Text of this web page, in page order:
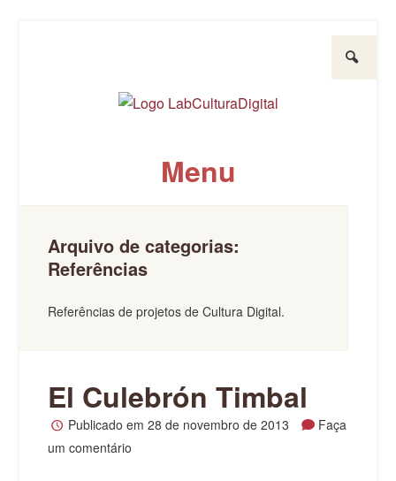
Pesquisar
LabCulturaDigital
Menu
Pule para o conteúdo
Arquivo de categorias:
Referências
Referências de projetos de Cultura Digital.
El Culebrón Timbal
Publicado em 28 de novembro de 2013
Faça
um comentário